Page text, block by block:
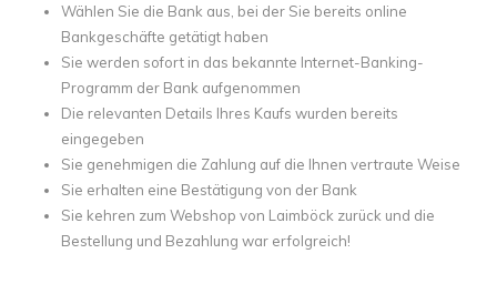
Wählen Sie die Bank aus, bei der Sie bereits online
Bankgeschäfte getätigt haben
Sie werden sofort in das bekannte Internet-Banking-
Programm der Bank aufgenommen
Die relevanten Details Ihres Kaufs wurden bereits
eingegeben
Sie genehmigen die Zahlung auf die Ihnen vertraute Weise
Sie erhalten eine Bestätigung von der Bank
Sie kehren zum Webshop von Laimböck zurück und die
Bestellung und Bezahlung war erfolgreich!